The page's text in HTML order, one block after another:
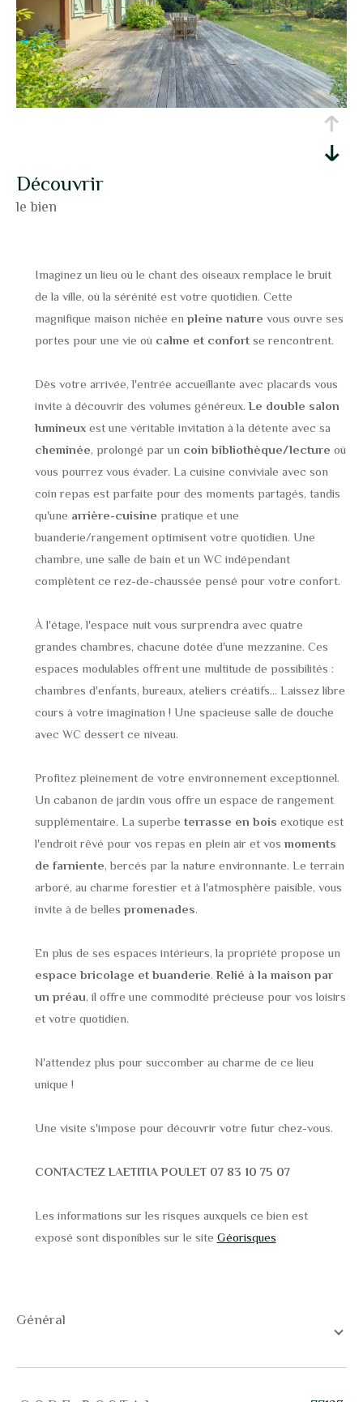
découvrir
le bien
Imaginez un lieu où le chant des oiseaux remplace le bruit
de la ville, où la sérénité est votre quotidien. Cette
magnifique maison nichée en pleine nature vous ouvre ses
portes pour une vie où calme et confortse rencontrent.
Dès votre arrivée, l'entrée accueillante avec placards vous
invite à découvrir des volumes généreux. Le double salon
lumineuxest une véritable invitation à la détente avec sa
cheminée, prolongé par un coin bibliothèque/lecture où
vous pourrez vous évader. La cuisine conviviale avec son
coin repas est parfaite pour des moments partagés, tandis
qu'une arrière-cuisine pratique et une
buanderie/rangement optimisent votre quotidien. Une
chambre, une salle de bain et un WC indépendant
complètent ce rez-de-chaussée pensé pour votre confort.
À l'étage, l'espace nuit vous surprendra avec quatre
grandes chambres, chacune dotée d'une mezzanine. Ces
espaces modulables offrent une multitude de possibilités :
chambres d'enfants, bureaux, ateliers créatifs... Laissez libre
cours à votre imagination ! Une spacieuse salle de douche
avec WC dessert ce niveau.
Profitez pleinement de votre environnement exceptionnel.
Un cabanon de jardin vous offre un espace de rangement
supplémentaire. La superbe terrasse en bois exotique est
l'endroit rêvé pour vos repas en plein air et vos moments
de farniente, bercés par la nature environnante. Le terrain
arboré, au charme forestier et à l'atmosphère paisible, vous
invite à de belles promenades.
En plus de ses espaces intérieurs, la propriété propose un
espace bricolage et buanderie. Relié à la maison par
un préau, il offre une commodité précieuse pour vos loisirs
et votre quotidien.
N'attendez plus pour succomber au charme de ce lieu
unique !
Une visite s'impose pour découvrir votre futur chez-vous.
CONTACTEZ LAETITIA POULET 07 83 10 75 07
Les informations sur les risques auxquels ce bien est
exposé sont disponibles sur le site Géorisques
général